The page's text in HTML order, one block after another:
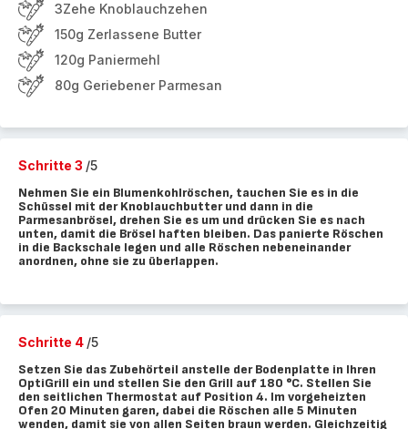
3Zehe Knoblauchzehen
150g Zerlassene Butter
120g Paniermehl
80g Geriebener Parmesan
Schritte 3 /5
Nehmen Sie ein Blumenkohlröschen, tauchen Sie es in die
Schüssel mit der Knoblauchbutter und dann in die
Parmesanbrösel, drehen Sie es um und drücken Sie es nach
unten, damit die Brösel haften bleiben. Das panierte Röschen
in die Backschale legen und alle Röschen nebeneinander
anordnen, ohne sie zu überlappen.
Schritte 4 /5
Setzen Sie das Zubehörteil anstelle der Bodenplatte in Ihren
OptiGrill ein und stellen Sie den Grill auf 180 °C. Stellen Sie
den seitlichen Thermostat auf Position 4. Im vorgeheizten
Ofen 20 Minuten garen, dabei die Röschen alle 5 Minuten
wenden, damit sie von allen Seiten braun werden. Gleichzeitig